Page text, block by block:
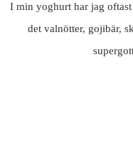
I min yoghurt har jag
det valnötter, gojibär,